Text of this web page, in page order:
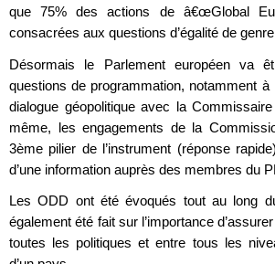
que 75% des actions de â€œGlobal
consacrées aux questions d’égalité de
Désormais le Parlement européen va
questions de programmation, notamment
dialogue géopolitique avec la
même, les engagements de la
3ème pilier de l’instrument (réponse
d’une information auprès des membres du
Les ODD ont été évoqués tout au long
également été fait sur l’importance
toutes les politiques et entre tous les